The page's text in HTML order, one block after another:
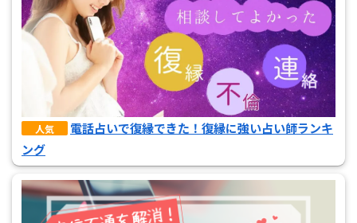
人気
電話占いで復縁できた！復縁に強い占い師ランキ
ング